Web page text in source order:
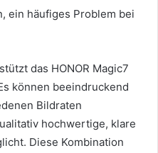
ein häufiges Problem bei
das HONOR Magic7
können beeindruckend
Bildraten
hochwertige, klare
Diese Kombination